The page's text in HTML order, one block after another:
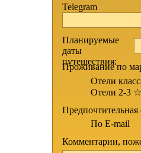
Telegram
Планируемые
даты
путешествия:
Проживание по
Отели
Отели 2-3 ☆
Предпочтительная
По E-mail
Комментарии,